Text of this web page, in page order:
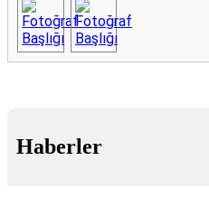
Haberler